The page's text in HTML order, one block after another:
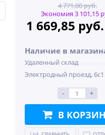
4 771,00 руб.
Экономия 3 101,15
1 669,85 руб.
Наличие в
Удаленный склад
Электродный проезд, 6с1
- +
В